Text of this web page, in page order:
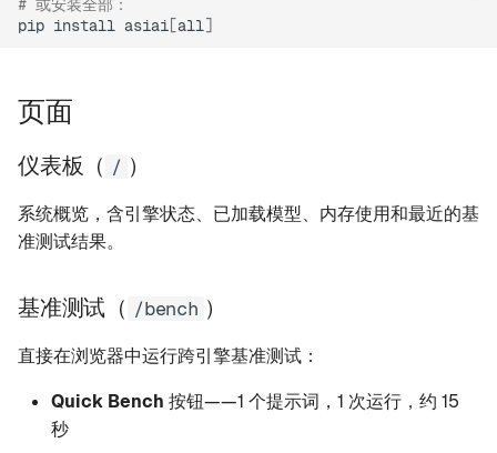
pip install asiai[all]
页面
仪表板（ / ）
系统概览，含引擎状态、已加载模型、内存使用和最近的基
准测试结果。
基准测试（ /bench ）
直接在浏览器中运行跨引擎基准测试：
Quick Bench 按钮——1 个提示词，1 次运行，约 15
秒